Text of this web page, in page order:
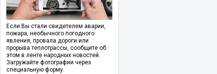
Если Вы стали свидетелем аварии,
пожара, необычного погодного
явления, провала дороги или
прорыва теплотрассы, сообщите об
этом в ленте народных новостей.
Загружайте фотографии через
специальную форму.